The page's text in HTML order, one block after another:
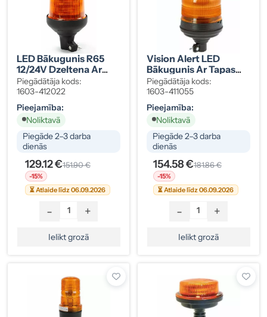
LED Bākugunis R65
12/24V Dzeltena Ar
Tapas Stiprinājumu
Piegādātāja kods:
1603-412022
Pieejamība:
Noliktavā
Piegāde 2–3 darba
dienās
129.12 €151.90 €
-15%
⏳ Atlaide līdz 06.09.2026
- +
Ielikt grozā
Vision Alert LED
Bākugunis Ar Tapas
Stiprinājumu
Piegādātāja kods:
1603-411055
Pieejamība:
Noliktavā
Piegāde 2–3 darba
dienās
154.58 €181.86 €
-15%
⏳ Atlaide līdz 06.09.2026
- +
Ielikt grozā